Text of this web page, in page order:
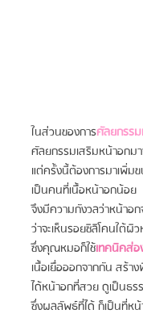
ในส่วนของการศัลยกรร
ศัลยกรรมเสริมหน้าอกม
แต่ครั้งนี้ต้องการมาเพิ่
เป็นคนที่เนื้อหน้าอกน้อย
จึงมีความกังวลว่าหน้าอ
ว่าจะเห็นรอยซิลิโคนใต้ผิ
ซึ่งคุณหมอก็ใช้เทคนิคส่
เนื้อเยื่อออกจากกัน สร้า
ได้หน้าอกที่สวย ดูเป็นธร
ซึ่งผลลัพธ์ที่ได้ ก็เป็นที่ห